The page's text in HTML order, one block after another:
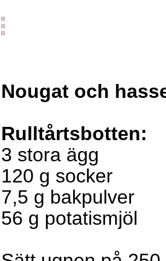
Nougat och
Rulltårtsbotten:
3 stora ägg
120 g socker
7,5 g bakpulver
56 g potatismjöl